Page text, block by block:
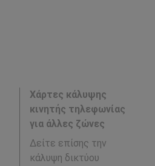
Χάρτες κάλυψης
κινητής τηλεφωνίας
για άλλες ζώνες
Δείτε επίσης την
κάλυψη δικτύου